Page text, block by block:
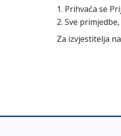
1. Prihvaća se
2. Sve
Za izvjestitelja